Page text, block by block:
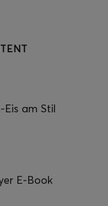
am Stil
E-Book